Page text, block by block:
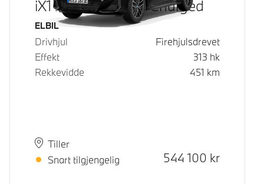
iX1 xDrive30 Fully Charged
Drivstoff
ELBIL
Drivhjul
Firehjulsdrevet
Effekt
313 hk
Rekkevidde
451 km
PlassTiller
Leveringstid
Snart tilgjengelig
Kontantpris
544 100 kr